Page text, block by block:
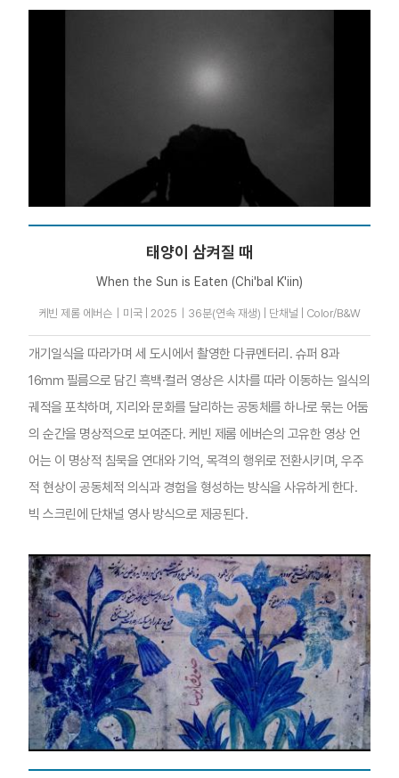
태양이 삼켜질 때
When the Sun is Eaten (Chi'bal K'iin)
케빈 제롬 에버슨｜미국 | 2025｜36분(연속 재생) | 단채널 | Color/B&W
개기일식을 따라가며 세 도시에서 촬영한 다큐멘터리. 슈퍼 8과
16mm 필름으로 담긴 흑백·컬러 영상은 시차를 따라 이동하는 일식의
궤적을 포착하며, 지리와 문화를 달리하는 공동체를 하나로 묶는 어둠
의 순간을 명상적으로 보여준다. 케빈 제롬 에버슨의 고유한 영상 언
어는 이 명상적 침묵을 연대와 기억, 목격의 행위로 전환시키며, 우주
적 현상이 공동체적 의식과 경험을 형성하는 방식을 사유하게 한다.
빅 스크린에 단채널 영사 방식으로 제공된다.